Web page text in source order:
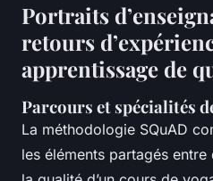
Portraits
retours
apprentissage de
Parcours et spécialités
La méthodologie SQuAD
les éléments partagés